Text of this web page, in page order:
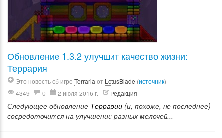
Обновление 1.3.2 улучшит качество жизни:
Террария
Это новость об игре Terraria от LotusBlade (источник)
4349
0 2 июля 2016 г. Редакция
Следующее обновление Террарии (и, похоже, не последнее)
сосредоточится на улучшении разных мелочей...